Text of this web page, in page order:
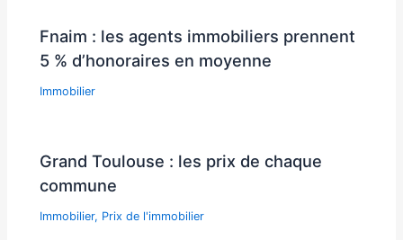
Fnaim : les agents immobiliers prennent
5 % d’honoraires en moyenne
Immobilier
Grand Toulouse : les prix de chaque
commune
Immobilier, Prix de l'immobilier